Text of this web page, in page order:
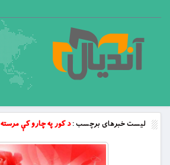
لیست خبرهای برچسب :د کور په چارو کې مرسته